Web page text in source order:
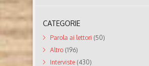
CATEGORIE
Parola ai lettori (50)
Altro (196)
Interviste (430)